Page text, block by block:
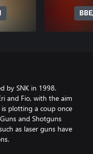
by SNK in 1998.
and Fio, with the aim
plotting a coup once
and Shotguns
as laser guns have